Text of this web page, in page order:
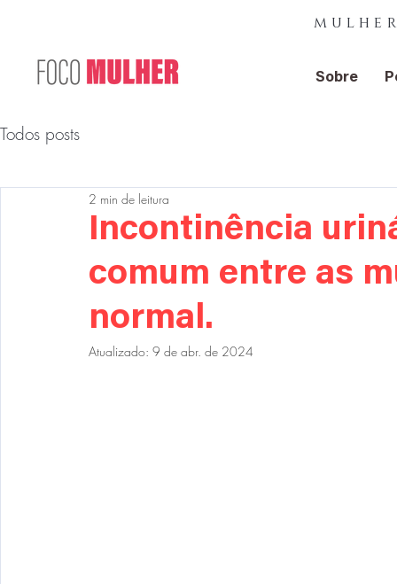
Sobre
Todos posts
Incontinência
comum entre as
normal.
2 min de leitura
Atualizado: 9 de abr. de 2024